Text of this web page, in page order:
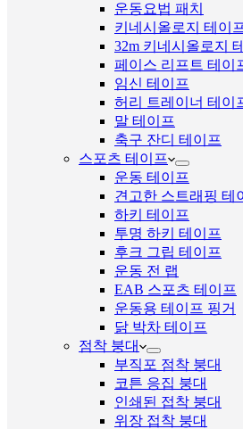
운동요법 패치
키네시올로지 테이
32m 키네시올로지
페이스 리프트 테이
임신 테이프
허리 트레이너 테이
말 테이프
축구 잔디 테이프
스포츠 테이프
운동 테이프
견고한 스트래핑 테
하키 테이프
투명 하키 테이프
후크 그립 테이프
운동 전 랩
EAB 스포츠 테이프
운동용 테이프 핑거
닭 박차 테이프
점착 붕대
부직포 점착 붕대
코튼 응집 붕대
인쇄된 접착 붕대
위장 접착 붕대